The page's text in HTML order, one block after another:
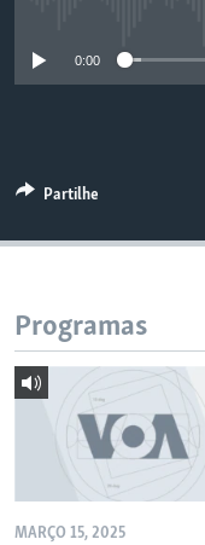
0:00
Partilhe
Programas
MARÇO 15, 2025